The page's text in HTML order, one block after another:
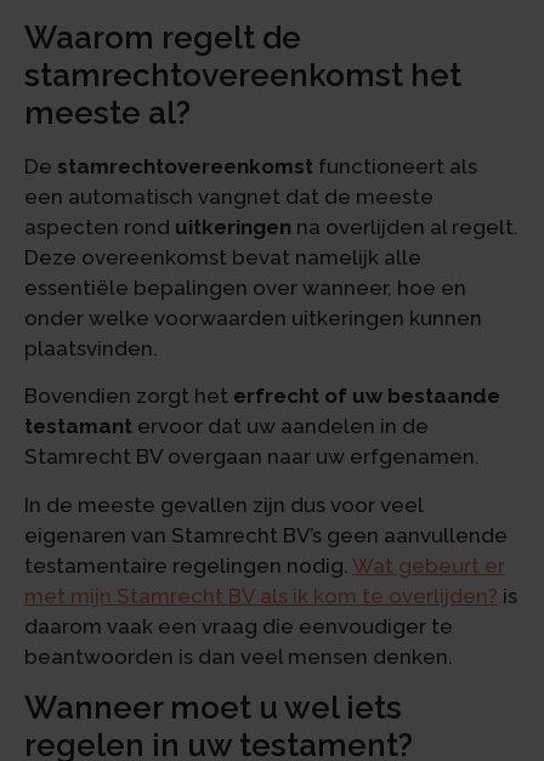
Waarom regelt de
stamrechtovereenkomst het
meeste al?
De stamrechtovereenkomst functioneert als
een automatisch vangnet dat de meeste
aspecten rond uitkeringen na overlijden al regelt.
Deze overeenkomst bevat namelijk alle
essentiële bepalingen over wanneer, hoe en
onder welke voorwaarden uitkeringen kunnen
plaatsvinden.
Bovendien zorgt het erfrecht of uw bestaande
testamant ervoor dat uw aandelen in de
Stamrecht BV overgaan naar uw erfgenamen.
In de meeste gevallen zijn dus voor veel
eigenaren van Stamrecht BV’s geen aanvullende
testamentaire regelingen nodig. Wat gebeurt er
met mijn Stamrecht BV als ik kom te overlijden? is
daarom vaak een vraag die eenvoudiger te
beantwoorden is dan veel mensen denken.
Wanneer moet u wel iets
regelen in uw testament?